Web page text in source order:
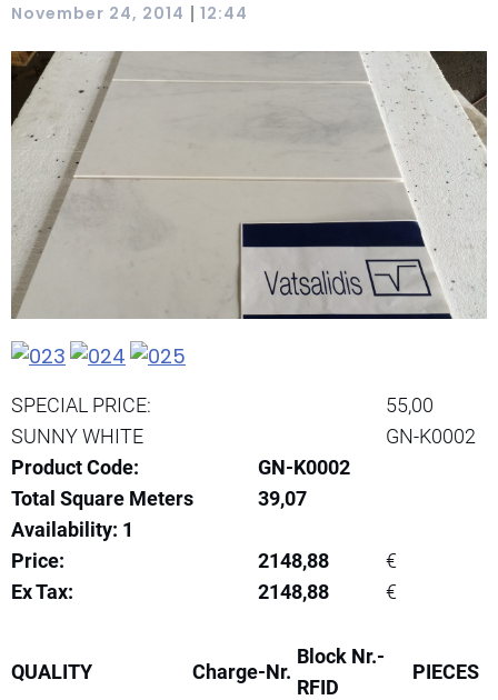
November 24, 2014 | 12:44
SPECIAL PRICE:
55,00
SUNNY WHITE
GN-K0002
Product Code:
GN-K0002
Total Square Meters
39,07
Availability: 1
Price:
2148,88
€
Ex Tax:
2148,88 €
QUALITY Charge-Nr.
Block Nr.-
RFID
PIECES